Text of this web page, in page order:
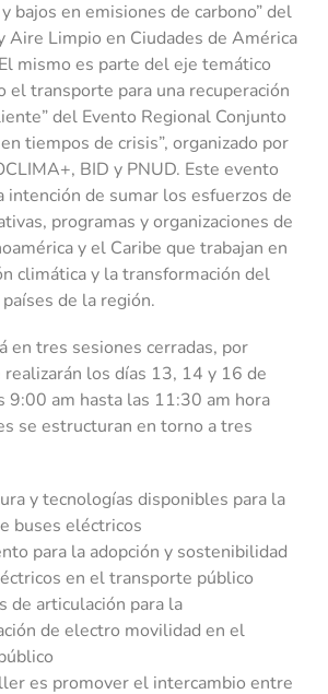
bajos en emisiones de carbono” del
Aire Limpio en Ciudades de América
mismo es parte del eje temático
el transporte para una recuperación
del Evento Regional Conjunto
tiempos de crisis”, organizado por
BID y PNUD. Este evento
intención de sumar los esfuerzos de
programas y organizaciones de
y el Caribe que trabajan en
climática y la transformación del
de la región.
en tres sesiones cerradas, por
realizarán los días 13, 14 y 16 de
9:00 am hasta las 11:30 am hora
se estructuran en torno a tres
y tecnologías disponibles para la
buses eléctricos
para la adopción y sostenibilidad
en el transporte público
de articulación para la
de electro movilidad en el
es promover el intercambio entre